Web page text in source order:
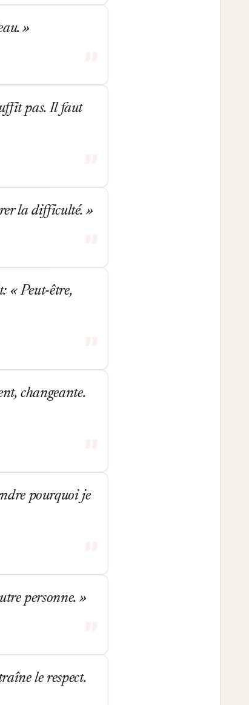
pas. Il faut
la difficulté.
« Peut-être,
changeante.
pourquoi je
personne.
le respect.